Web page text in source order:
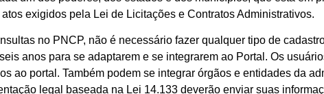
exigidos pela Lei de Licitações e Contratos Administrativos.
no PNCP, não é necessário fazer qualquer tipo de
anos para se adaptarem e se integrarem ao Portal. Os
ao portal. Também podem se integrar órgãos e entidades da
legal baseada na Lei 14.133 deverão enviar suas